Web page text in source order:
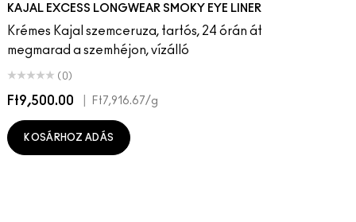
KAJAL EXCESS LONGWEAR SMOKY EYE LINER
Krémes Kajal szemceruza, tartós, 24 órán át
megmarad a szemhéjon, vízálló
(0)
Ft9,500.00 Ft7,916.67/g
KOSÁRHOZ ADÁS